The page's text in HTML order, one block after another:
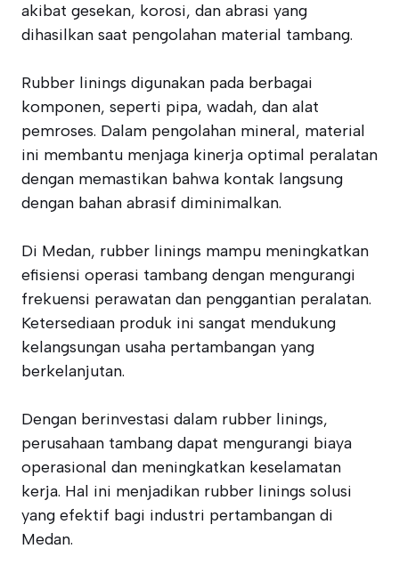
akibat gesekan, korosi, dan abrasi yang
dihasilkan saat pengolahan material tambang.
Rubber linings digunakan pada berbagai
komponen, seperti pipa, wadah, dan alat
pemroses. Dalam pengolahan mineral, material
ini membantu menjaga kinerja optimal peralatan
dengan memastikan bahwa kontak langsung
dengan bahan abrasif diminimalkan.
Di Medan, rubber linings mampu meningkatkan
efisiensi operasi tambang dengan mengurangi
frekuensi perawatan dan penggantian peralatan.
Ketersediaan produk ini sangat mendukung
kelangsungan usaha pertambangan yang
berkelanjutan.
Dengan berinvestasi dalam rubber linings,
perusahaan tambang dapat mengurangi biaya
operasional dan meningkatkan keselamatan
kerja. Hal ini menjadikan rubber linings solusi
yang efektif bagi industri pertambangan di
Medan.